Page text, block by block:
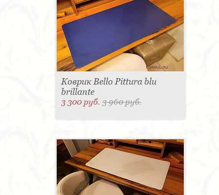
Коврик Bello Pittura blu
brillante
3 300 руб.3 960 руб.